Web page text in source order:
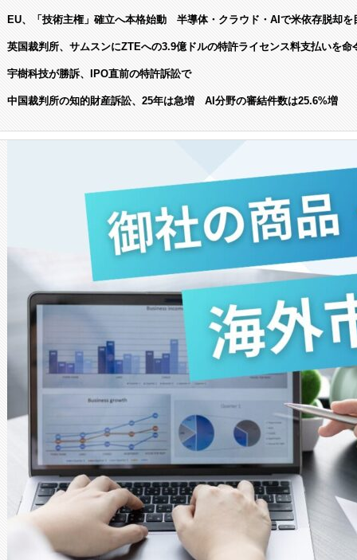
EU、「技術主権」確立へ本格始動 半導体・クラウド・AIで米依存脱却を
英国裁判所、サムスンにZTEへの3.9億ドルの特許ライセンス料支払いを命
宇樹科技が勝訴、IPO直前の特許訴訟で
中国裁判所の知的財産訴訟、25年は急増 AI分野の審結件数は25.6%増